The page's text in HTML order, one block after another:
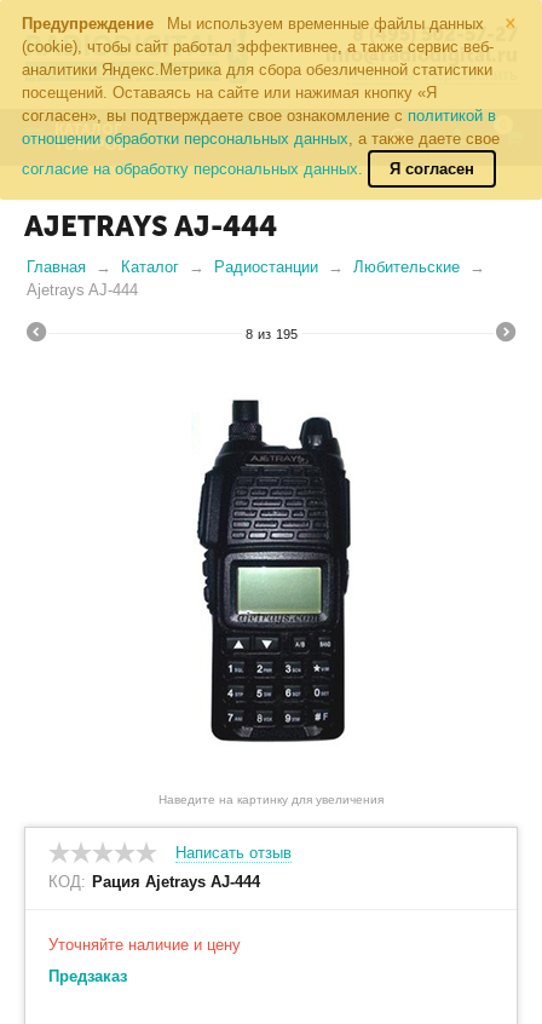
×
Предупреждение
Мы используем временные файлы данных
(cookie), чтобы сайт работал эффективнее, а также сервис веб-
аналитики Яндекс.Метрика для сбора обезличенной статистики
посещений. Оставаясь на сайте или нажимая кнопку «Я
согласен», вы подтверждаете свое ознакомление с политикой в
отношении обработки персональных данных, а также даете свое
согласие на обработку персональных данных.
Я согласен
8 (495) 502-57-27
info@radiodigital.ru
Контакты Перезвонить
КАТАЛОГ
ТОВАРОВ
AJETRAYS AJ-444
Главная Каталог Радиостанции
Любительские
Ajetrays AJ-444
8 из 195
Наведите на картинку для увеличения
Написать отзыв
КОД: Рация Ajetrays AJ-444
Уточняйте наличие и цену
Предзаказ